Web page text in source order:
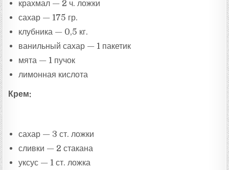
крахмал — 2 ч. ложки
сахар — 175 гр.
клубника — 0,5 кг.
ванильный сахар — 1 пакетик
мята — 1 пучок
лимонная кислота
Крем:
сахар — 3 ст. ложки
сливки — 2 стакана
уксус — 1 ст. ложка